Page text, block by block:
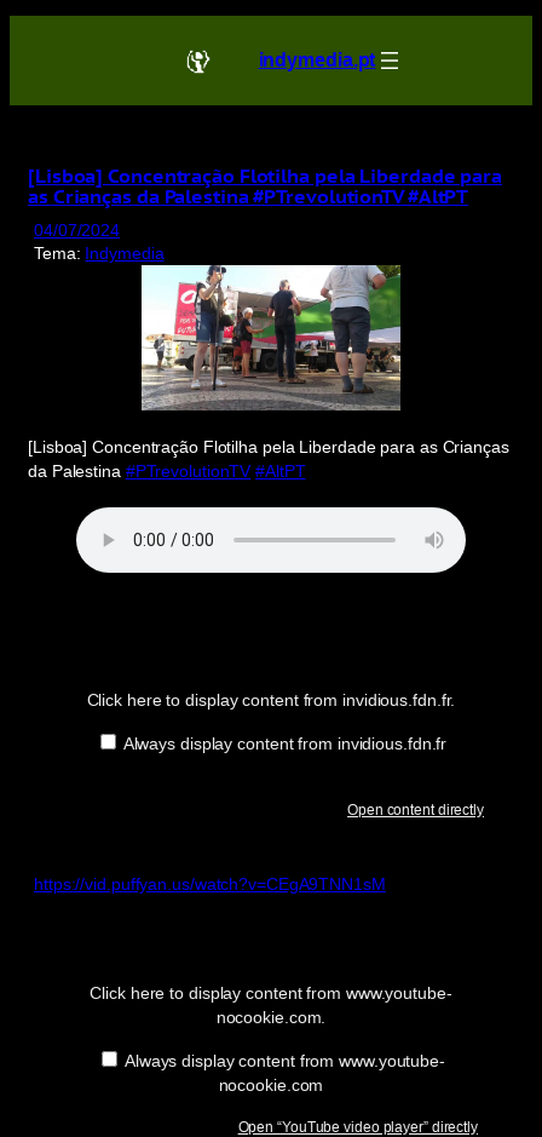
Saltar
conteúdo
indymedia.pt
[Lisboa] Concentração Flotilha pela Liberdade para
as Crianças da Palestina #PTrevolutionTV #AltPT
04/07/2024
Tema: Indymedia
[Lisboa] Concentração Flotilha pela Liberdade para as Crianças
da Palestina #PTrevolutionTV #AltPT
Click here to display content from invidious.fdn.fr.
Always display content from invidious.fdn.fr
Open content directly
https://vid.puffyan.us/watch?v=CEgA9TNN1sM
Click here to display content from www.youtube-
nocookie.com.
Always display content from www.youtube-
nocookie.com
Open “YouTube video player” directly